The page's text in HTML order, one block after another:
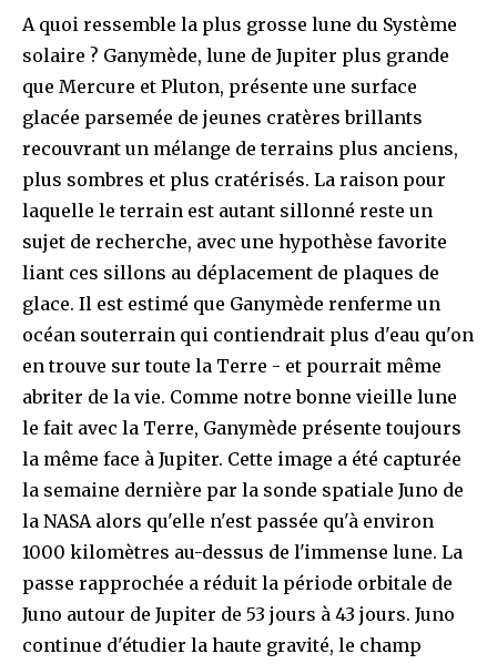
A quoi ressemble la plus grosse lune du Système
solaire ? Ganymède, lune de Jupiter plus grande
que Mercure et Pluton, présente une surface
glacée parsemée de jeunes cratères brillants
recouvrant un mélange de terrains plus anciens,
plus sombres et plus cratérisés. La raison pour
laquelle le terrain est autant sillonné reste un
sujet de recherche, avec une hypothèse favorite
liant ces sillons au déplacement de plaques de
glace. Il est estimé que Ganymède renferme un
océan souterrain qui contiendrait plus d'eau qu'on
en trouve sur toute la Terre - et pourrait même
abriter de la vie. Comme notre bonne vieille lune
le fait avec la Terre, Ganymède présente toujours
la même face à Jupiter. Cette image a été capturée
la semaine dernière par la sonde spatiale Juno de
la NASA alors qu'elle n'est passée qu'à environ
1000 kilomètres au-dessus de l'immense lune. La
passe rapprochée a réduit la période orbitale de
Juno autour de Jupiter de 53 jours à 43 jours. Juno
continue d'étudier la haute gravité, le champ